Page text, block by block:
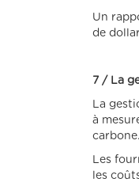
Un
de
7 / La
La
à
carbone.
Les
les